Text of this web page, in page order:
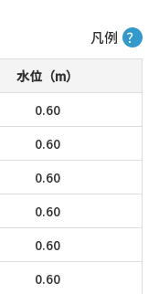
凡例 ？
水位（m）
0.60
0.60
0.60
0.60
0.60
0.60